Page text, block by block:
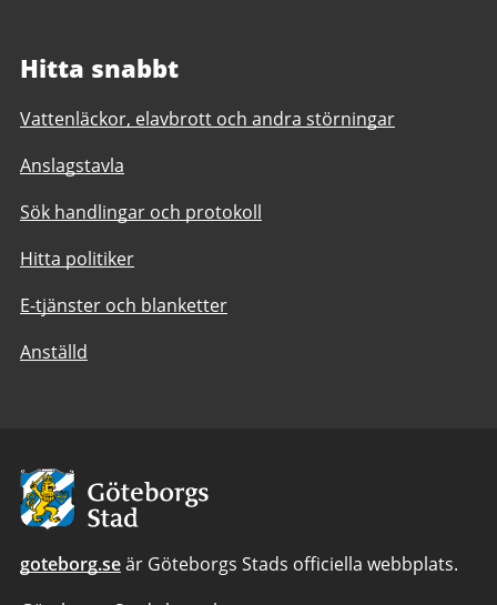
Hitta snabbt
Vattenläckor, elavbrott och andra störningar
Anslagstavla
Sök handlingar och protokoll
Hitta politiker
E-tjänster och blanketter
Anställd
Avsändare:
Göteborgs
Stad
goteborg.seär Göteborgs Stads officiella webbplats.